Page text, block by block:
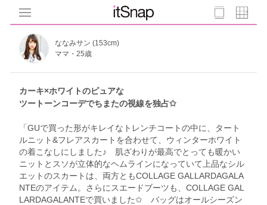
ななみサン (153cm)
ママ・25歳
カーキ×ホワイトのピュアな
ツートーンコーデでちまたの視線を独占✩
「GUで買った形がキレイなトレンチコートの中に、タート
ルニット&フレアスカートを合わせて、ウィンターホワイト
の着こなしにしました♪ 肌ざわりが最高でとっても暖かい
ニットとスソが立体的なヘムラインになっていて上品なシル
エットのスカートは、両方ともCOLLAGE GALLARDAGALA
NTEのアイテム。さらにスエードブーツも、COLLAGE GAL
LARDAGALANTEで買いました✩ バッグはオールシーズン